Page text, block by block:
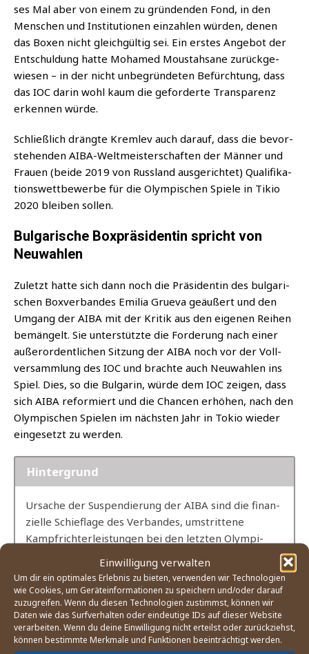
Einwilligung verwalten
Um dir ein optimales Erlebnis zu bieten, verwenden wir Technologien
wie Cookies, um Geräteinformationen zu speichern und/oder darauf
zuzugreifen. Wenn du diesen Technologien zustimmst, können wir
Daten wie das Surfverhalten oder eindeutige IDs auf dieser Website
verarbeiten. Wenn du deine Einwilligung nicht erteilst oder zurückziehst,
können bestimmte Merkmale und Funktionen beeinträchtigt werden.
ses Mal aber von einem zu grün­den­den Fond, in den
Men­schen und Insti­tu­tio­nen ein­zah­len wür­den, denen
das Boxen nicht gleich­gül­tig sei. Ein ers­tes Ange­bot der
Ent­schul­dung hat­te Moha­med Moustah­sa­ne zurück­ge­
wie­sen – in der nicht unbe­grün­de­ten Befürch­tung, dass
das IOC dar­in wohl kaum die gefor­der­te Trans­pa­renz
erken­nen würde.
Schließ­lich dräng­te Kreml­ev auch dar­auf, dass die bevor­
ste­hen­den AIBA-Welt­meis­ter­schaf­ten der Män­ner und
Frau­en (bei­de 2019 von Russ­land aus­ge­rich­tet) Qua­li­fi­ka­
ti­ons­wett­be­wer­be für die Olym­pi­schen Spie­le in Tikio
2020 blei­ben sollen.
Bulgarische Boxpräsidentin spricht von
Neuwahlen
Zuletzt hat­te sich dann noch die Prä­si­den­tin des bul­ga­ri­
schen Box­ver­ban­des Emi­lia Grue­va geäu­ßert und den
Umgang der AIBA mit der Kri­tik aus den eige­nen Rei­hen
bemän­gelt. Sie unter­stütz­te die For­de­rung nach einer
außer­or­dent­li­chen Sit­zung der AIBA noch vor der Voll­
ver­samm­lung des IOC und brach­te auch Neu­wah­len ins
Spiel. Dies, so die Bul­ga­rin, wür­de dem IOC zei­gen, dass
sich AIBA refor­miert und die Chan­cen erhö­hen, nach den
Olym­pi­schen Spie­len im nächs­ten Jahr in Tokio wie­der
ein­ge­setzt zu werden.
Hin­ter­grund
Ursa­che der Sus­pen­die­rung der AIBA sind die finan­
zi­el­le Schief­la­ge des Ver­ban­des, umstrit­te­ne
Kampf­rich­ter­leis­tun­gen bei den letz­ten Olym­pi­
siv kri­ti­sier­te Wahl des Usbe­ken Gaf­ur Rak­hi­mov
zum Prä­si­den­ten der AIBA. Ver­schie­de­ne Sei­ten
(dar­un­ter Behör­den der USA) beschul­di­gen den
Sport­funk­tio­när der Ver­bin­dun­gen zur orga­ni­sier­
ten Kriminalität.